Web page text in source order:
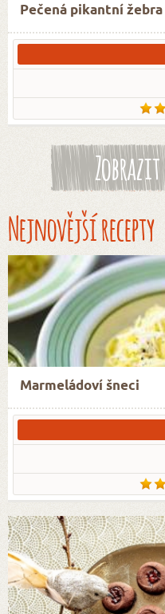
Pečená pikantní
Nejnovější recepty
Marmeládoví šneci